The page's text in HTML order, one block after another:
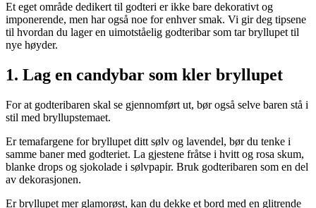
Et eget område dedikert til godteri er ikke bare dekorativt og
imponerende, men har også noe for enhver smak. Vi gir deg tipsene
til hvordan du lager en uimotståelig godteribar som tar bryllupet til
nye høyder.
1. Lag en candybar som kler bryllupet
For at godteribaren skal se gjennomført ut, bør også selve baren stå i
stil med bryllupstemaet.
Er temafargene for bryllupet ditt sølv og lavendel, bør du tenke i
samme baner med godteriet. La gjestene fråtse i hvitt og rosa skum,
blanke drops og sjokolade i sølvpapir. Bruk godteribaren som en del
av dekorasjonen.
Er bryllupet mer glamorøst, kan du dekke et bord med en glitrende